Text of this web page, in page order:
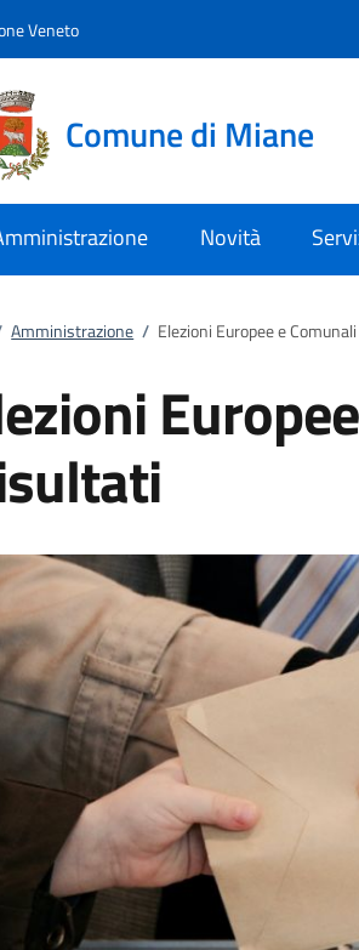
Veneto
Comune di Miane
Novità
Amministrazione / Elezioni Europee e